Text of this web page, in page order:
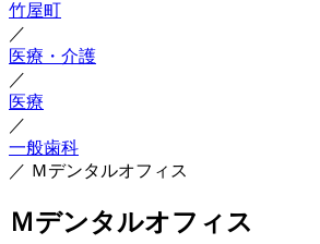
竹屋町
／
医療・介護
／
医療
／
一般歯科
／ Ｍデンタルオフィス
Ｍデンタルオフィス